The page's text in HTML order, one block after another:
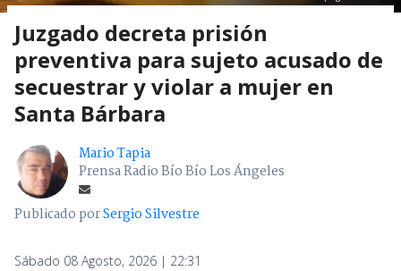
Juzgado decreta prisión
preventiva para sujeto acusado de
secuestrar y violar a mujer en
Santa Bárbara
Mario Tapia
Prensa Radio Bío Bío Los Ángeles
Publicado porSergio Silvestre
Sábado 08 Agosto, 2026 | 22:31